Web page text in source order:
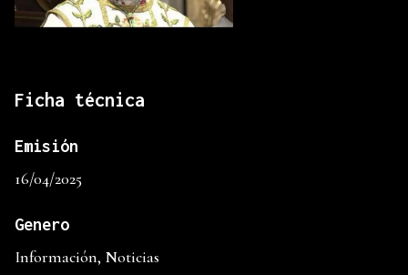
Ficha técnica
Emisión
16/04/2025
Genero
Información, Noticias